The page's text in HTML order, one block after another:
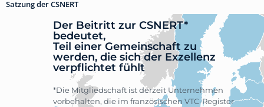
Satzung der CSNERT
Der Beitritt zur CSNERT*
bedeutet,
Teil einer Gemeinschaft zu
werden, die sich der Exzellenz
verpflichtet fühlt
*Die Mitgliedschaft ist derzeit Unternehmen
vorbehalten, die im französischen VTC-Register